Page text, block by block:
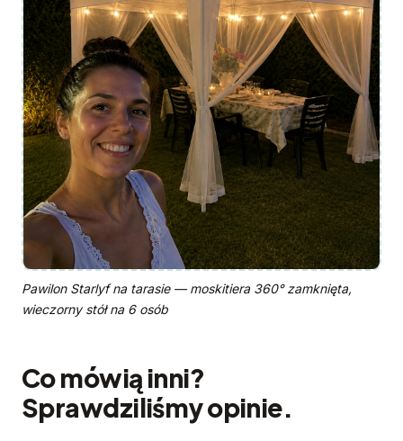
Pawilon Starlyf na tarasie — moskitiera 360° zamknięta,
wieczorny stół na 6 osób
Co mówią inni?
Sprawdziliśmy opinie.